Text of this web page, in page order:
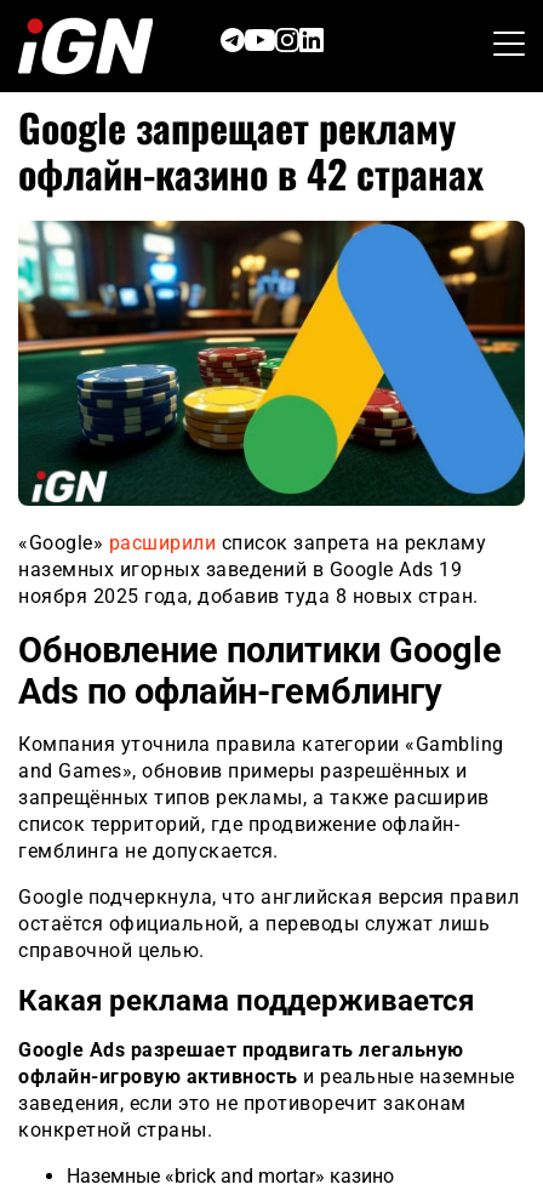
content
Google запрещает рекламу
офлайн-казино в 42 странах
«Google» расширили список запрета на рекламу
наземных игорных заведений в Google Ads 19
ноября 2025 года, добавив туда 8 новых стран.
Обновление политики Google
Ads по офлайн-гемблингу
Компания уточнила правила категории «Gambling
and Games», обновив примеры разрешённых и
запрещённых типов рекламы, а также расширив
список территорий, где продвижение офлайн-
гемблинга не допускается.
Google подчеркнула, что английская версия правил
остаётся официальной, а переводы служат лишь
справочной целью.
Какая реклама поддерживается
Google Ads разрешает продвигать легальную
офлайн-игровую активность и реальные наземные
заведения, если это не противоречит законам
конкретной страны.
Наземные «brick and mortar» казино